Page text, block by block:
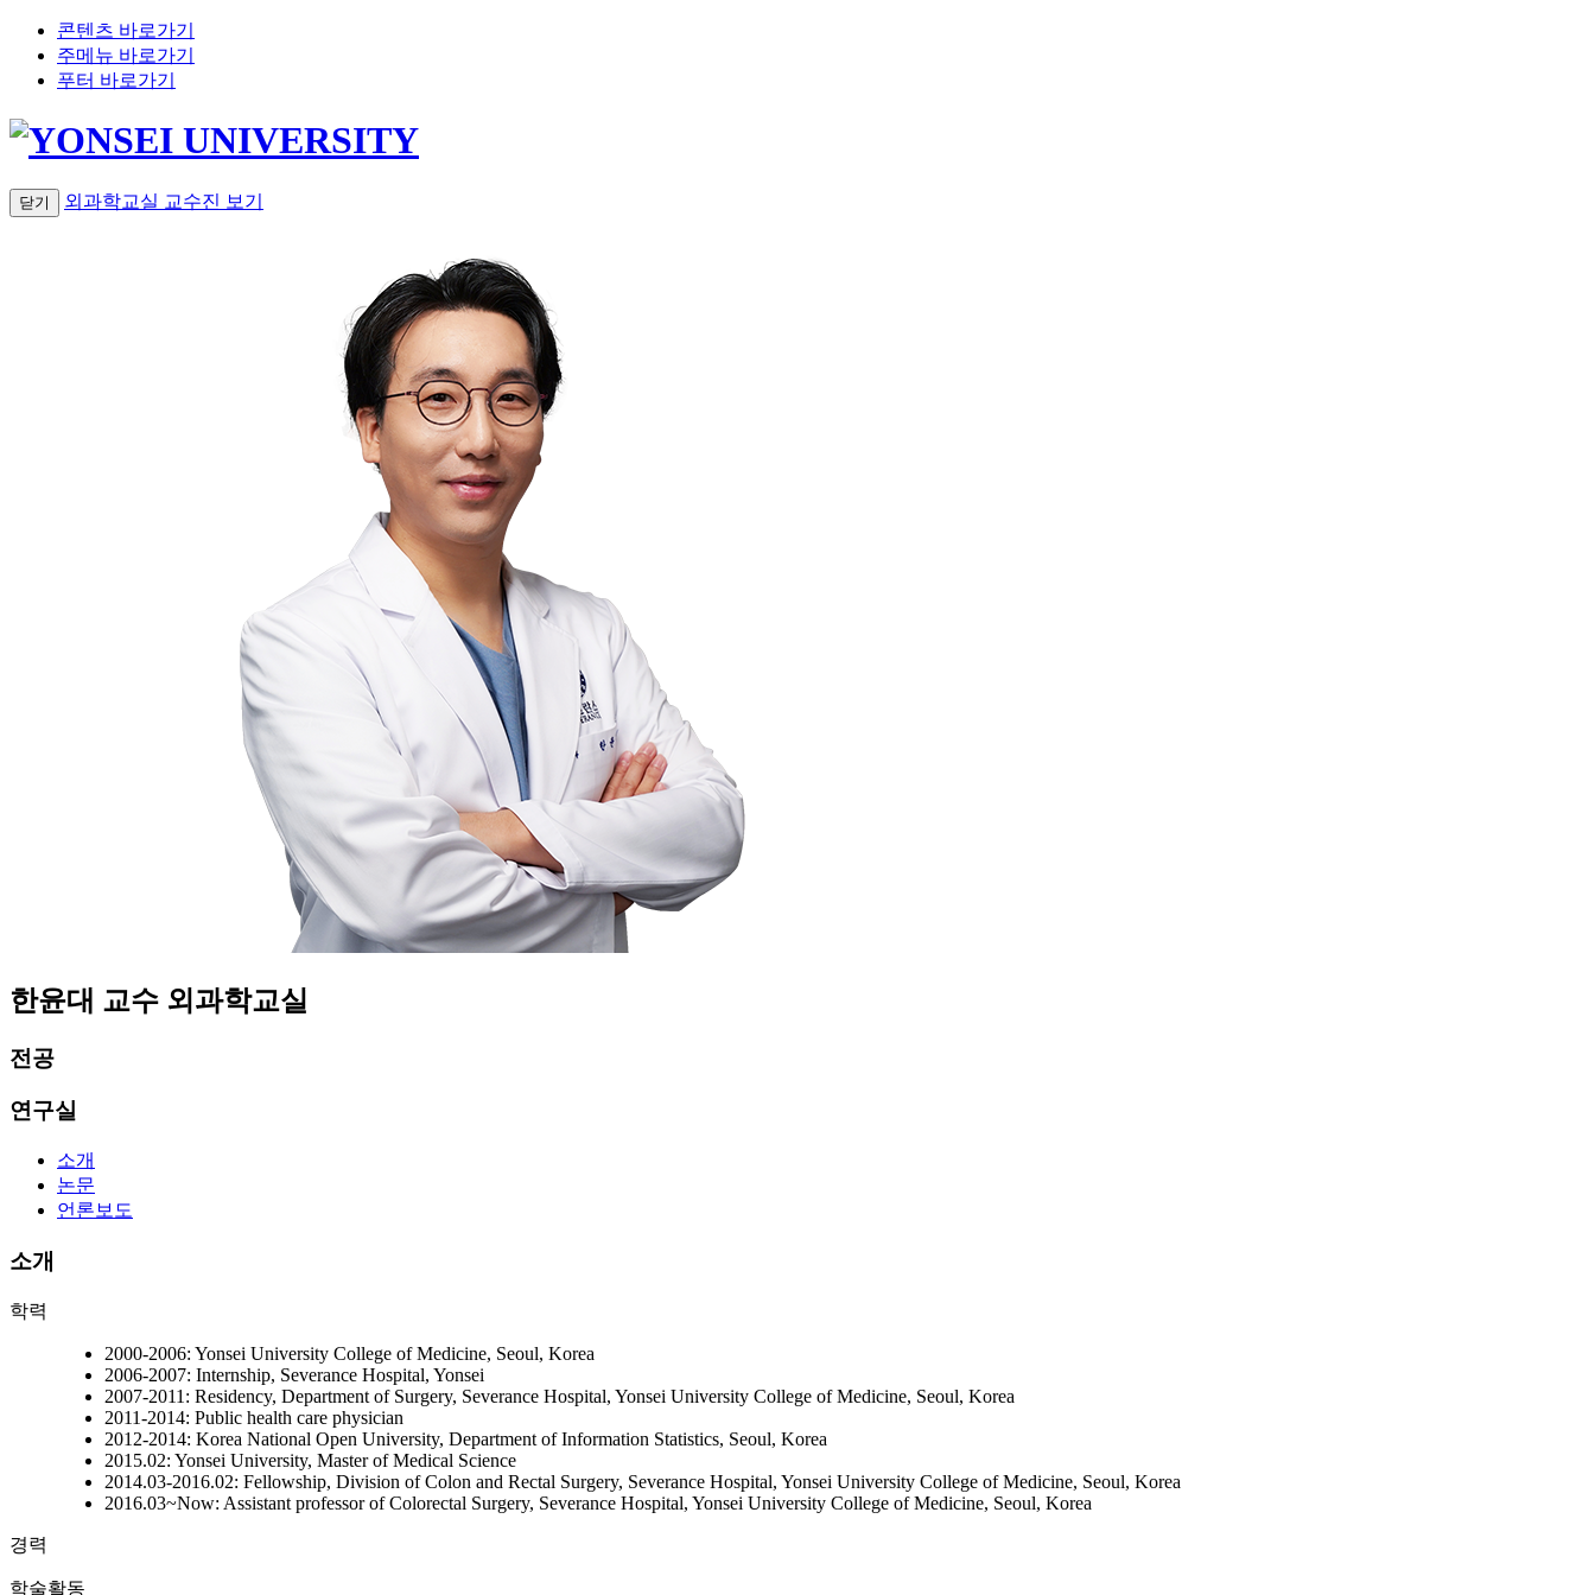
콘텐츠 바로가기
주메뉴 바로가기
푸터 바로가기
닫기 외과학교실 교수진 보기
한윤대 교수 외과학교실
전공
연구실
소개
논문
언론보도
소개
학력
2000-2006: Yonsei University College of Medicine, Seoul, Korea
2006-2007: Internship, Severance Hospital, Yonsei
2007-2011: Residency, Department of Surgery, Severance Hospital, Yonsei University College of Medicine, Seoul, Korea
2011-2014: Public health care physician
2012-2014: Korea National Open University, Department of Information Statistics, Seoul, Korea
2015.02: Yonsei University, Master of Medical Science
2014.03-2016.02: Fellowship, Division of Colon and Rectal Surgery, Severance Hospital, Yonsei University College of Medicine, Seoul, Korea
2016.03~Now: Assistant professor of Colorectal Surgery, Severance Hospital, Yonsei University College of Medicine, Seoul, Korea
경력
학술활동